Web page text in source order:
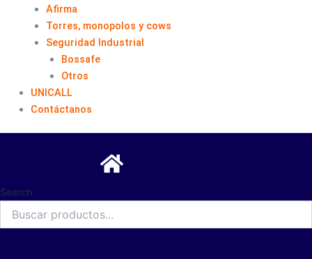
Afirma
Torres, monopolos y cows
Seguridad Industrial
Bossafe
Otros
UNICALL
Contáctanos
Search